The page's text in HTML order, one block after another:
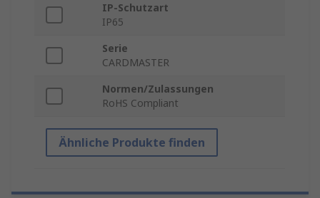
IP-Schutzart
IP65
Serie
CARDMASTER
Normen/Zulassungen
RoHS Compliant
Ähnliche Produkte finden